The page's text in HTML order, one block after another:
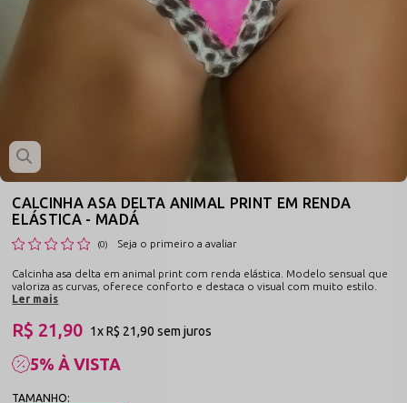
CALCINHA ASA DELTA ANIMAL PRINT EM RENDA
ELÁSTICA - MADÁ
(0) Seja o primeiro a avaliar
Calcinha asa delta em animal print com renda elástica. Modelo sensual que
valoriza as curvas, oferece conforto e destaca o visual com muito estilo.
Ler mais
5% À VISTA
R$ 21,90 1xR$ 21,90sem juros